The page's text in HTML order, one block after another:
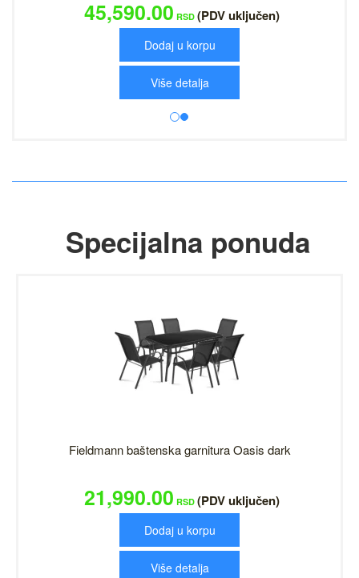
45,590.00 RSD (PDV uključen)
Dodaj u korpu
Više detalja
Specijalna ponuda
Fieldmann baštenska garnitura Oasis dark
21,990.00 RSD (PDV uključen)
Dodaj u korpu
Više detalja